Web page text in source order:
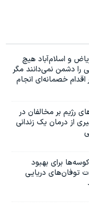
ریاض و اسلام‌آباد هیچ
دشمن نمی‌دانند مگر
اقدام خصمانه‌ای انجام
رژیم بر مخالفان در
از درمان یک زندانی
برای بهبود
توفان‌های دریایی